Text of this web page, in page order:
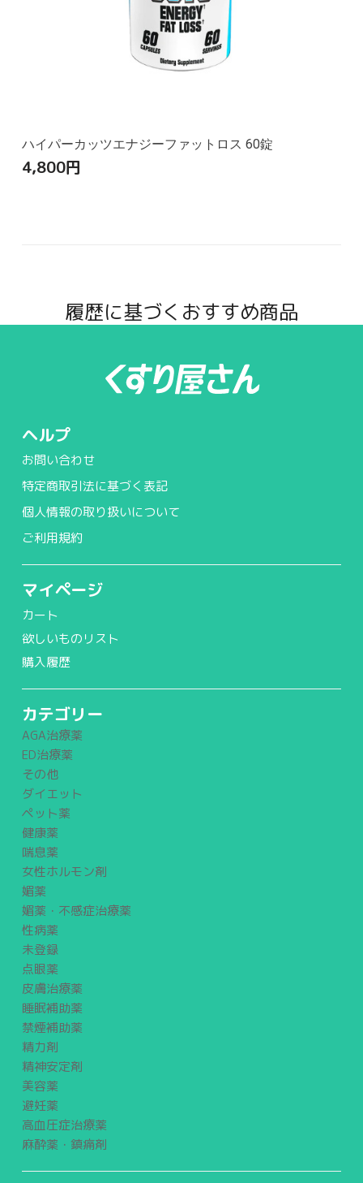
ハイパーカッツエナジーファットロス 60錠
4,800円
履歴に基づくおすすめ商品
ヘルプ
お問い合わせ
特定商取引法に基づく表記
個人情報の取り扱いについて
ご利用規約
マイページ
カート
欲しいものリスト
購入履歴
カテゴリー
AGA治療薬
ED治療薬
その他
ダイエット
ペット薬
健康薬
喘息薬
女性ホルモン剤
媚薬
媚薬・不感症治療薬
性病薬
未登録
点眼薬
皮膚治療薬
睡眠補助薬
禁煙補助薬
精力剤
精神安定剤
美容薬
避妊薬
高血圧症治療薬
麻酔薬・鎮痛剤